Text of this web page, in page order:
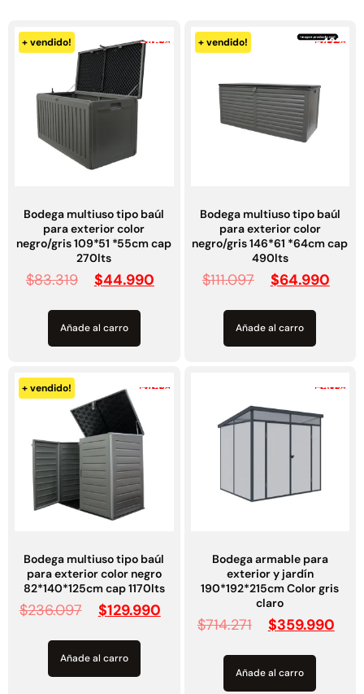
NUEVOS PRODUCTOS!
+ vendido! -46%
Bodega multiuso tipo baúl
para exterior color
negro/gris 109*51 *55cm cap
270lts
$83.319 $44.990
Añade al carro
+ vendido! -42%
Bodega multiuso tipo baúl
para exterior color
negro/gris 146*61 *64cm cap
490lts
$111.097 $64.990
Añade al carro
+ vendido! -45%
Bodega multiuso tipo baúl
para exterior color negro
82*140*125cm cap 1170lts
$236.097 $129.990
Añade al carro
-50%
Bodega armable para
exterior y jardín
190*192*215cm Color gris
claro
$714.271 $359.990
Añade al carro